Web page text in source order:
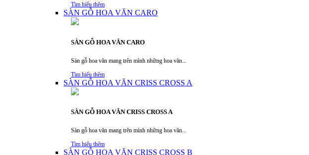
Tìm hiểu thêm
SÀN GỖ HOA VĂN CARO
SÀN GỖ HOA VĂN CARO
Sàn gỗ hoa văn mang trên mình những hoa văn...
Tìm hiểu thêm
SÀN GỖ HOA VĂN CRISS CROSS A
SÀN GỖ HOA VĂN CRISS CROSS A
Sàn gỗ hoa văn mang trên mình những hoa văn...
Tìm hiểu thêm
SÀN GỖ HOA VĂN CRISS CROSS B